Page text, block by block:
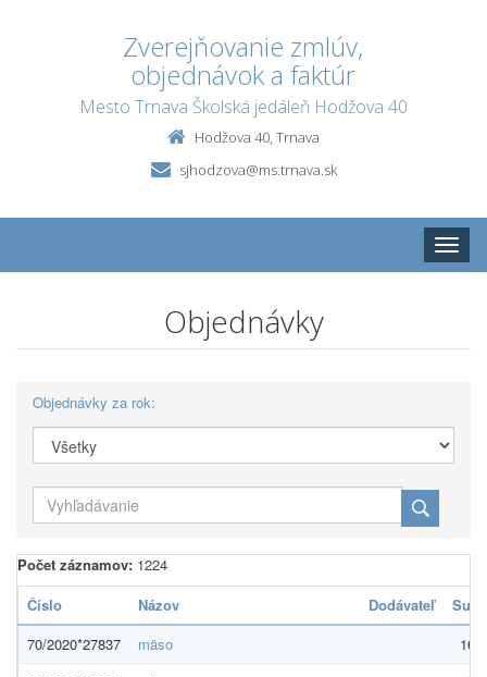
Zverejňovanie zmlúv,
objednávok a faktúr
Mesto Trnava Školská jedáleň Hodžova 40
Hodžova 40, Trnava
sjhodzova@ms.trnava.sk
Toggle
Objednávky
Objednávky za rok:
Počet záznamov: 1224
Číslo
Názov Dodávateľ
70/2020*27837
mäso